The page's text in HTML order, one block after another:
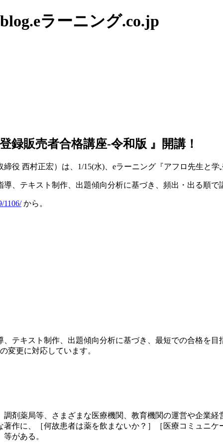
ラーニング.co.jp
録販売者合格講座-令和版 』開講！
役 西村正宏）は、1/15(水)、eラーニング『アフロ先生と
、テキスト制作、出題傾向分析に基づき、頻出・出る順
1106/から。
テキスト制作、出題傾向分析に基づき、最短での合格を
変更に対応しています。
剤薬局等、さまざまな医療機関、教育機関の運営や企業
作に、［何故患者は薬を飲まないか？］［医療コミュニ
がある。